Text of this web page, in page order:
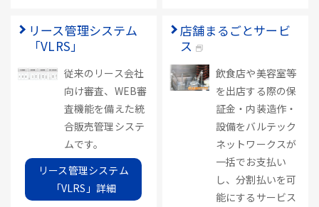
リース管理システム
「VLRS」
従来のリース会社
向け審査、WEB審
査機能を備えた統
合販売管理システ
ムです。
リース管理システム
「VLRS」詳細
店舗まるごとサービ
ス
飲食店や美容室等
を出店する際の保
証金・内装造作・
設備をバルテック
ネットワークスが
一括でお支払い
し、分割払いを可
能にするサービス